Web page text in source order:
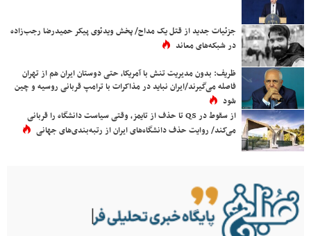
جزئیات جدید از قتل یک مداح/ پخش ویدئوی پیکر حمیدرضا رجب‌زاده
در شبکه‌های معاند
ظریف: بدون مدیریت تنش با آمریکا، حتی دوستان ایران هم از تهران
فاصله می‌گیرند/ایران نباید در مذاکرات با ترامپ قربانی روسیه و چین
شود
از سقوط در QS تا حذف از تایمز، وقتی سیاست دانشگاه را قربانی
می‌کند/ روایت حذف دانشگاه‌های ایران از رتبه‌بندی‌های جهانی